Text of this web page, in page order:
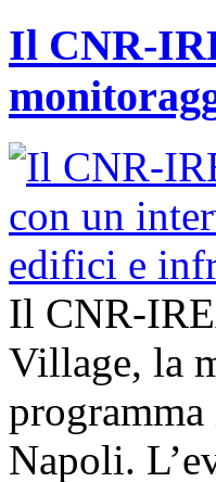
Il CNR-
Il CNR-
Village, la
Napoli.